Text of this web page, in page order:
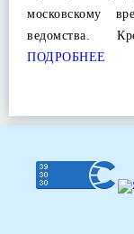
московскому
ведомства.
ПОДРОБНЕЕ